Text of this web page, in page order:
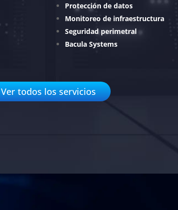
Protección de datos
Monitoreo de infraestructura
Seguridad perimetral
Bacula Systems
Ver todos los servicios